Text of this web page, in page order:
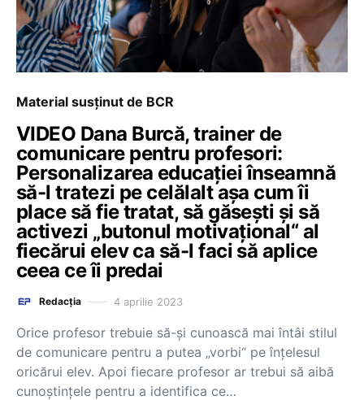
Material susținut de BCR
VIDEO Dana Burcă, trainer de
comunicare pentru profesori:
Personalizarea educației înseamnă
să-l tratezi pe celălalt așa cum îi
place să fie tratat, să găsești și să
activezi „butonul motivațional“ al
fiecărui elev ca să-l faci să aplice
ceea ce îi predai
Redacția 4 aprilie 2023
Orice profesor trebuie să-și cunoască mai întâi stilul
de comunicare pentru a putea „vorbi“ pe înțelesul
oricărui elev. Apoi fiecare profesor ar trebui să aibă
cunoștințele pentru a identifica ce…